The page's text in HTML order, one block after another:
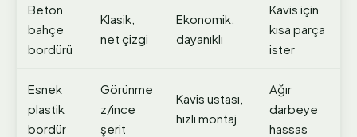
Beton
bahçe
bordürü
Klasik,
net çizgi
Ekonomik,
dayanıklı
Kavis için
kısa parça
ister
Esnek
plastik
bordür
Görünme
z/ince
şerit
Kavis ustası,
hızlı montaj
Ağır
darbeye
hassas